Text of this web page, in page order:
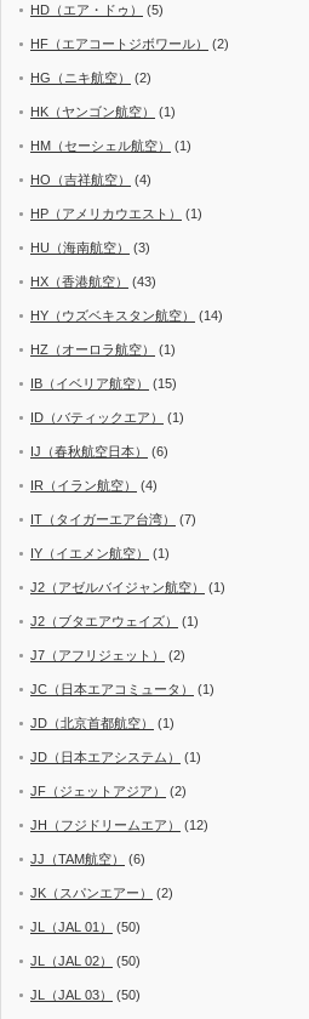
HD（エア・ドゥ） (5)
HF（エアコートジボワール） (2)
HG（ニキ航空） (2)
HK（ヤンゴン航空） (1)
HM（セーシェル航空） (1)
HO（吉祥航空） (4)
HP（アメリカウエスト） (1)
HU（海南航空） (3)
HX（香港航空） (43)
HY（ウズベキスタン航空） (14)
HZ（オーロラ航空） (1)
IB（イベリア航空） (15)
ID（バティックエア） (1)
IJ（春秋航空日本） (6)
IR（イラン航空） (4)
IT（タイガーエア台湾） (7)
IY（イエメン航空） (1)
J2（アゼルバイジャン航空） (1)
J2（ブタエアウェイズ） (1)
J7（アフリジェット） (2)
JC（日本エアコミュータ） (1)
JD（北京首都航空） (1)
JD（日本エアシステム） (1)
JF（ジェットアジア） (2)
JH（フジドリームエア） (12)
JJ（TAM航空） (6)
JK（スパンエアー） (2)
JL（JAL 01） (50)
JL（JAL 02） (50)
JL（JAL 03） (50)